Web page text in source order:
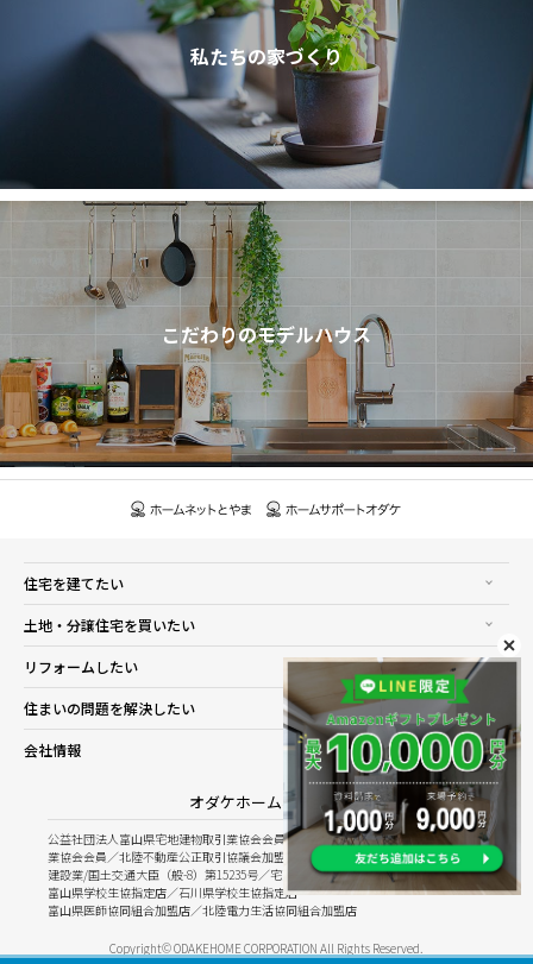
私たちの家づくり
こだわりのモデルハウス
住宅を建てたい
土地・分譲住宅を買いたい
リフォームしたい
住まいの問題を解決したい
会社情報
オダケホーム株式会社
公益社団法人富山県宅地建物取引業協会会員／公益社団法人石川県宅地建物取引
業協会会員／北陸不動産公正取引協議会加盟
建設業/国土交通大臣（般-8）第15235号／宅建業/国土交通大臣（8）第5025号
富山県学校生協指定店／石川県学校生協指定店
富山県医師協同組合加盟店／北陸電力生活協同組合加盟店
Copyright© ODAKEHOME CORPORATION All Rights Reserved.